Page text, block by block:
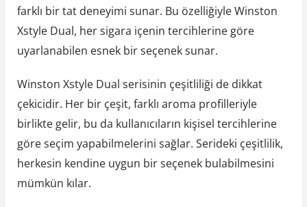
farklı bir tat deneyimi sunar. Bu özelliğiyle Winston
Xstyle Dual, her sigara içenin tercihlerine göre
uyarlanabilen esnek bir seçenek sunar.
Winston Xstyle Dual serisinin çeşitliliği de dikkat
çekicidir. Her bir çeşit, farklı aroma profilleriyle
birlikte gelir, bu da kullanıcıların kişisel tercihlerine
göre seçim yapabilmelerini sağlar. Serideki çeşitlilik,
herkesin kendine uygun bir seçenek bulabilmesini
mümkün kılar.